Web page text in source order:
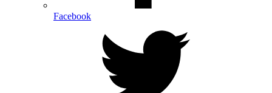
Facebook